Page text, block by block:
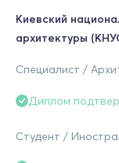
Киевский
архитектуры
Специалист /
Диплом
Студент /